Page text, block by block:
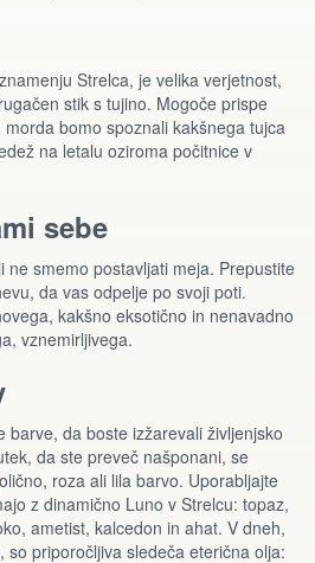
Strelca, je velika verjetnost,
stik s tujino. Mogoče prispe
bomo spoznali kakšnega tujca
na letalu oziroma počitnice v
sebe
ne smemo postavljati meja. Prepustite
da vas odpelje po svoji poti.
kakšno eksotično in nenavadno
vznemirljivega.
barve, da boste izžarevali življenjsko
da ste preveč našponani, se
roza ali lila barvo. Uporabljajte
z dinamično Luno v Strelcu: topaz,
ametist, kalcedon in ahat. V dneh,
so priporočljiva sledeča eterična olja: